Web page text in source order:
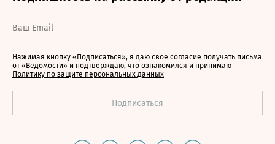
Нажимая кнопку «Подписаться», я даю свое согласие получать письма
от «Ведомости» и подтверждаю, что ознакомился и принимаю
Политику по защите персональных данных